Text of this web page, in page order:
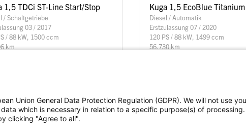
1,5 TDCi ST-Line Start/Stop
/ Schaltgetriebe
03 / 2017
/ 88 kW, 1500 ccm
km
Kuga 1,5 EcoBlue
Diesel / Automatik
Erstzulassung 07 / 2020
120 PS / 88 kW, 1499 ccm
56.730 km
Union General Data Protection Regulation (GDPR). We will not use
which is necessary in relation to a specific purpose(s) of
clicking "Agree to all".